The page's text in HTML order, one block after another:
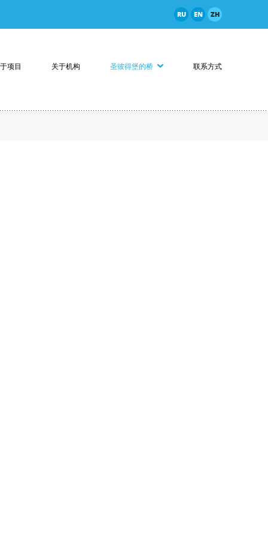
RU EN ZH
项目 关于机构 圣彼得堡的桥 联系方式